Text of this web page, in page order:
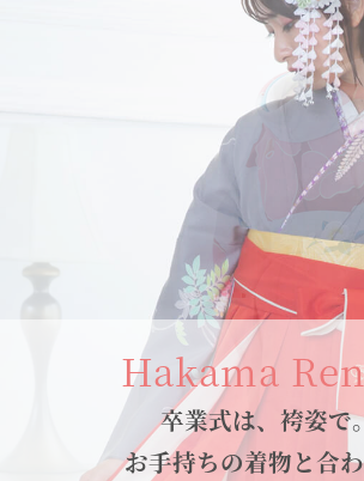
Hakama
卒業式は、袴姿で
お手持ちの着物と合